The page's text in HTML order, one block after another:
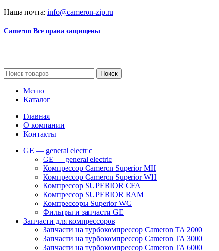
Наша почта: info@cameron-zip.ru
Cameron Все права защищены
Поиск
Меню
Каталог
Главная
О компании
Контакты
GE — general electric
GE — general electric
Компрессор Cameron Superior MH
Компрессор Cameron Superior WH
Компрессор SUPERIOR CFA
Компрессор SUPERIOR RAM
Компрессоры Superior WG
Фильтры и запчасти GE
Запчасти для компрессоров
Запчасти на турбокомпрессор Cameron TA 2000
Запчасти на турбокомпрессор Cameron TA 3000
Запчасти на турбокомпрессор Cameron TA 6000